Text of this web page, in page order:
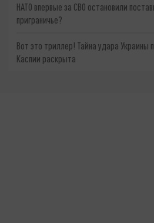
НАТО впервые за СВО остановили
приграничье?
Вот это триллер! Тайна удара Украины
Каспии раскрыта